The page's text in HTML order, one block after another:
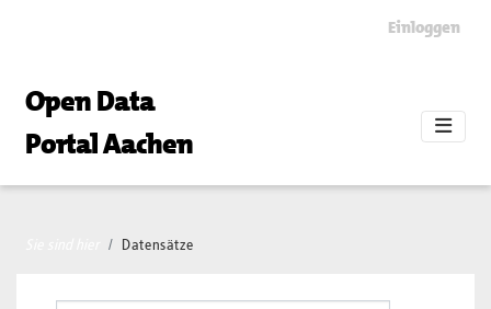
Einloggen
Open Data
Portal Aachen
Datensätze